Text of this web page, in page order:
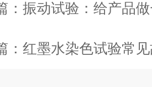
： 振动试验：给产品做一次“全
： 红墨水染色试验常